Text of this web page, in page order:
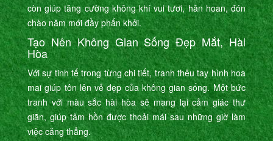
còn giúp tăng cường không khí vui tươi, hân hoan, đón
chào năm mới đầy phấn khởi.
Tạo Nên Không Gian Sống Đẹp Mắt, Hài
Hòa
Với sự tinh tế trong từng chi tiết, tranh thêu tay hình hoa
mai giúp tôn lên vẻ đẹp của không gian sống. Một bức
tranh với màu sắc hài hòa sẽ mang lại cảm giác thư
giãn, giúp tâm hồn được thoải mái sau những giờ làm
việc căng thẳng.